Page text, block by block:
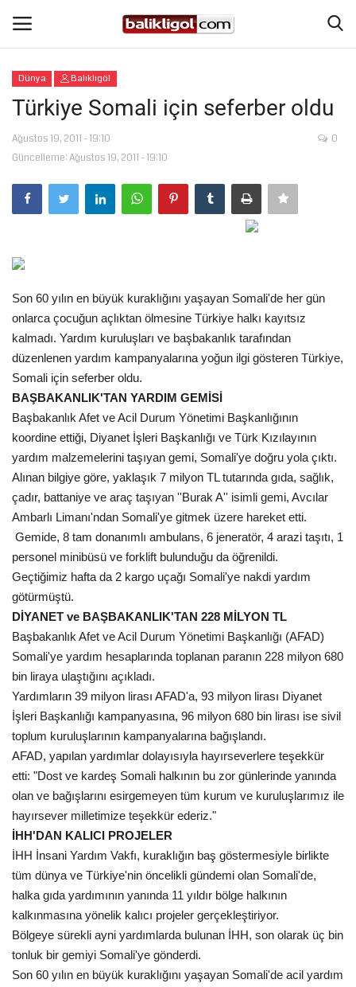
Giriş Yap
Anasayfa
Köşe Yazıları
Şanlıurfa
Eğitim
Spor
Gündem
Tekno Bilim
Ekonomi
Siyaset
Galeriler
Yaşam
Künye
Sağlık
İletişim
Kültür Sanat
Dünya Balıklıgöl
Türkiye Somali için seferber oldu
Ağustos 19, 2011 - 19:10
Güncelleme: Ağustos 19, 2011 - 19:10
0
Son 60 yılın en büyük kuraklığını yaşayan Somali'de her gün
onlarca çocuğun açlıktan ölmesine Türkiye halkı kayıtsız
kalmadı. Yardım kuruluşları ve başbakanlık tarafından
düzenlenen yardım kampanyalarına yoğun ilgi gösteren Türkiye,
Somali için seferber oldu.
BAŞBAKANLIK'TAN YARDIM GEMİSİ
Başbakanlık Afet ve Acil Durum Yönetimi Başkanlığının
koordine ettiği, Diyanet İşleri Başkanlığı ve Türk Kızılayının
yardım malzemelerini taşıyan gemi, Somali'ye doğru yola çıktı.
Alınan bilgiye göre, yaklaşık 7 milyon TL tutarında gıda, sağlık,
çadır, battaniye ve araç taşıyan ''Burak A'' isimli gemi, Avcılar
Ambarlı Limanı'ndan Somali'ye gitmek üzere hareket etti.
Gemide, 8 tam donanımlı ambulans, 6 jeneratör, 4 arazi taşıtı, 1
personel minibüsü ve forklift bulunduğu da öğrenildi.
Geçtiğimiz hafta da 2 kargo uçağı Somali'ye nakdi yardım
götürmüştü.
DİYANET ve BAŞBAKANLIK'TAN 228 MİLYON TL
Başbakanlık Afet ve Acil Durum Yönetimi Başkanlığı (AFAD)
Somali'ye yardım hesaplarında toplanan paranın 228 milyon 680
bin liraya ulaştığını açıkladı.
Yardımların 39 milyon lirası AFAD'a, 93 milyon lirası Diyanet
İşleri Başkanlığı kampanyasına, 96 milyon 680 bin lirası ise sivil
toplum kuruluşlarının kampanyalarına bağışlandı.
AFAD, yapılan yardımlar dolayısıyla hayırseverlere teşekkür
etti: "Dost ve kardeş Somali halkının bu zor günlerinde yanında
olan ve bağışlarını esirgemeyen tüm kurum ve kuruluşlarımız ile
hayırsever milletimize teşekkür ederiz."
İHH'DAN KALICI PROJELER
İHH İnsani Yardım Vakfı, kuraklığın baş göstermesiyle birlikte
tüm dünya ve Türkiye'nin öncelikli gündemi olan Somali'de,
halka gıda yardımının yanında 11 yıldır bölge halkının
kalkınmasına yönelik kalıcı projeler gerçekleştiriyor.
Bölgeye sürekli ayni yardımlarda bulunan İHH, son olarak üç bin
tonluk bir gemiyi Somali'ye gönderdi.
Son 60 yılın en büyük kuraklığını yaşayan Somali'de acil yardım